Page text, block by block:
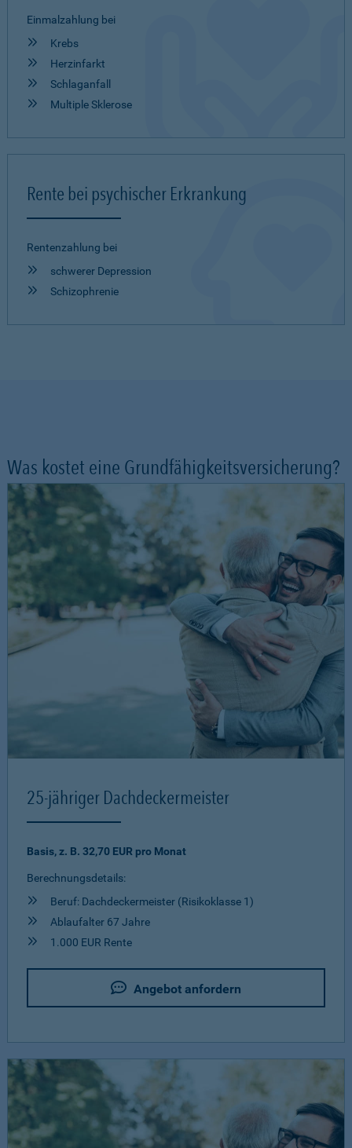
Einmalzahlung bei
Krebs
Herzinfarkt
Schlaganfall
Multiple Sklerose
Rente bei psychischer Erkrankung
Rentenzahlung bei
schwerer Depression
Schizophrenie
Was kostet eine Grundfähigkeitsversicherung?
25-jähriger Dachdeckermeister
Basis, z. B. 32,70 EUR pro Monat
Berechnungsdetails:
Beruf: Dachdeckermeister (Risikoklasse 1)
Ablaufalter 67 Jahre
1.000 EUR Rente
Angebot anfordern